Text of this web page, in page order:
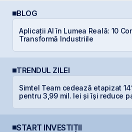
BLOG
Aplicații AI în Lumea Reală: 10
Transformă Industriile
TRENDUL ZILEI
Simtel Team cedează etapizat
pentru 3,99 mil. lei și își reduce
START INVESTIȚII